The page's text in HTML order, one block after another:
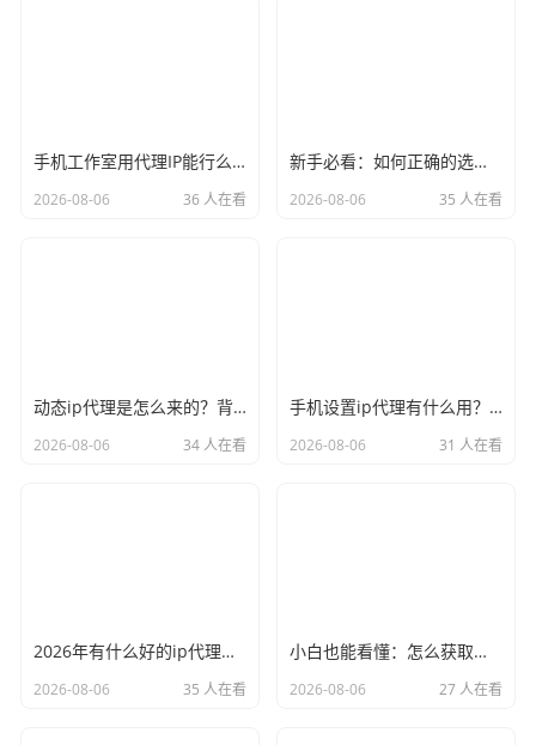
手机工作室用代理IP能行么？过来人的经验告诉你答案
2026-08-06 36 人在看
新手必看：如何正确的选择代理ip软件，别再交智商税了
2026-08-06 35 人在看
动态ip代理是怎么来的？背后的原理比你想象的精彩
2026-08-06 34 人在看
手机设置ip代理有什么用？不只是改定位那么简单
2026-08-06 31 人在看
2026年有什么好的ip代理软件？亲测后我只推荐这几个
2026-08-06 35 人在看
小白也能看懂：怎么获取代理ip和端口号，一步步教会你
2026-08-06 27 人在看